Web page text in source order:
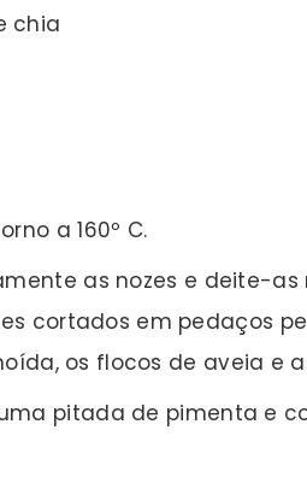
chia
a 160º C.
as nozes e deite-
cortados em pedaços
os flocos de aveia e
pitada de pimenta e